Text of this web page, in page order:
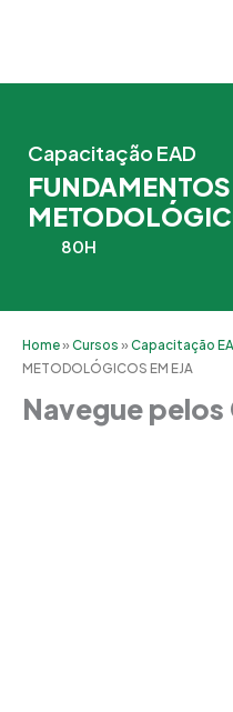
Capacitação EAD
80H
Home»Cursos »Capacitação
METODOLÓGICOS EM EJA
Navegue